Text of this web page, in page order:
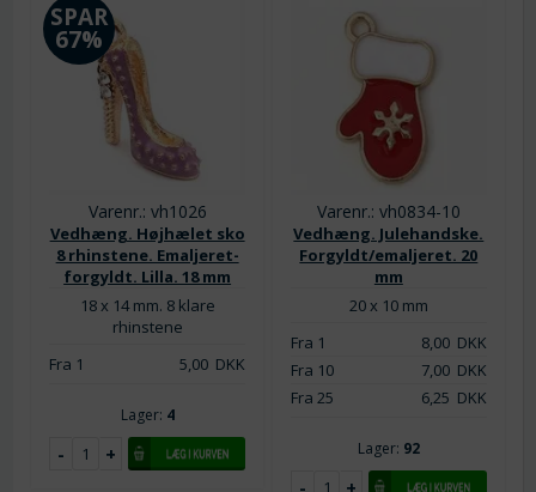
Varenr.: vh1026
Vedhæng. Højhælet sko
8 rhinstene. Emaljeret-
forgyldt. Lilla. 18 mm
SPAR
67%
18 x 14 mm. 8 klare
rhinstene
Fra 1
5,00DKK
Lager: 4
Varenr.: vh0834-10
Vedhæng. Julehandske.
Forgyldt/emaljeret. 20
mm
20 x 10 mm
Fra 1
8,00DKK
Fra 10
7,00DKK
Fra 25
6,25 DKK
Lager: 92